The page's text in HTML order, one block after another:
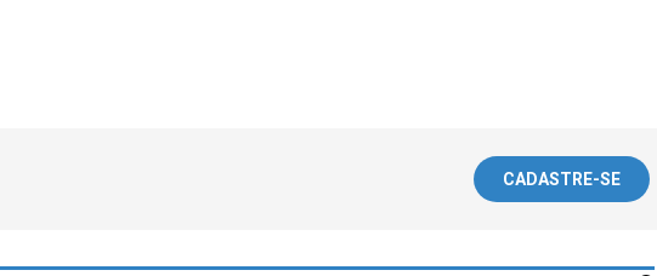
CADASTRE-SE